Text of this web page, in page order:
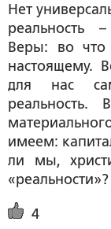
Нет
реальность
Веры: во
настоящему.
для нас
реальность.
имеем:
ли мы,
«реальности»?
4